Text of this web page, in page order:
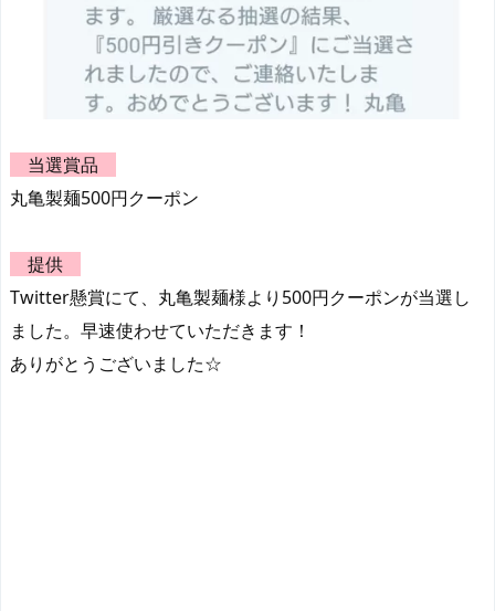
当選賞品
丸亀製麺500円クーポン
提供
Twitter懸賞にて、丸亀製麺様より500円クーポンが当選し
ました。早速使わせていただきます！
ありがとうございました☆